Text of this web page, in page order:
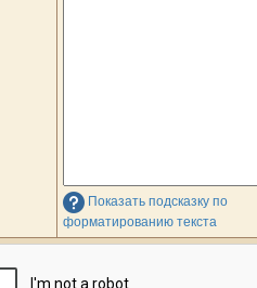
Показать подсказку по
форматированию текста